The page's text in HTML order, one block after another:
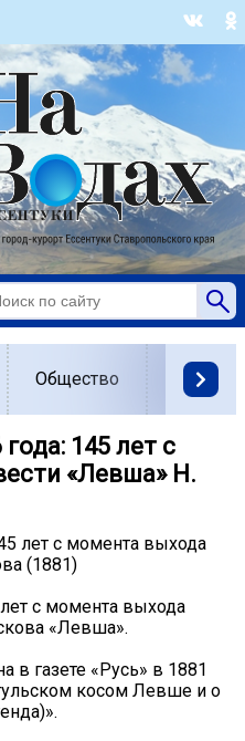
Общество Власть
145 лет с
«Левша» Н.
лет с момента выхода
(1881)
с момента выхода
«Левша».
в газете «Русь» в 1881
косом Левше и о